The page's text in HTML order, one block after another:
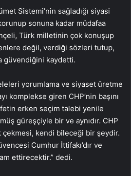
Sistemi’nin sağladığı siyasi
sonuna kadar müdafaa
Türk milletinin çok konuşup
değil, verdiği sözleri tutup,
güvendiğini kaydetti.
yorumlama ve siyaset üretme
komplekse giren CHP’nin başını
erken seçim talebi yenile
güreşçiyle bir ve aynıdır. CHP
kendi bileceği bir şeydir.
Cumhur İttifakı’dır ve
ettirecektir.” dedi.